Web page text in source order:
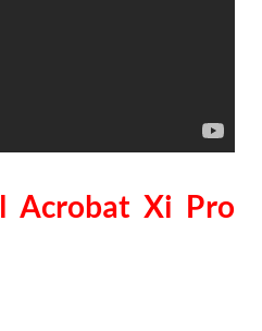
Acrobat Xi Pro